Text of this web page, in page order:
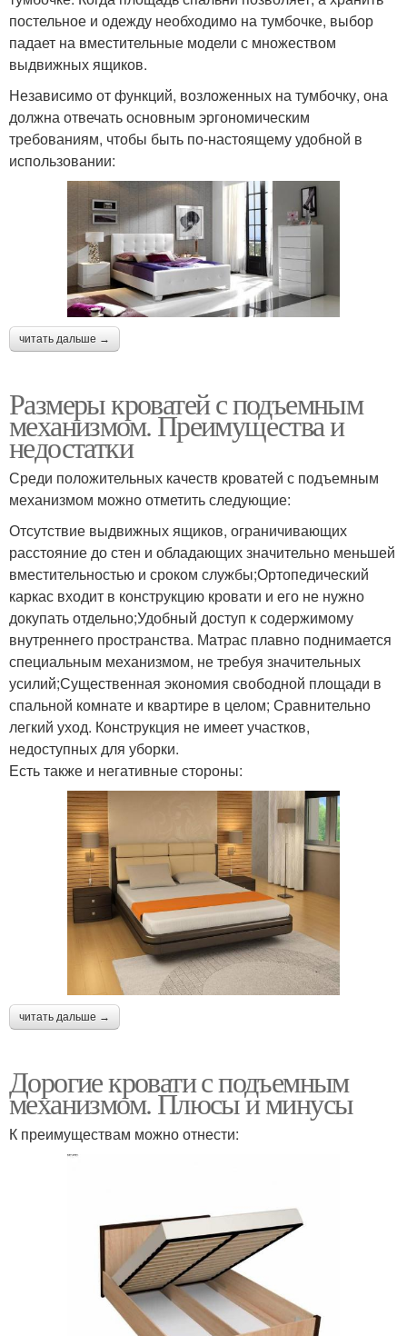
постельное и одежду необходимо на тумбочке, выбор
падает на вместительные модели с множеством
выдвижных ящиков.
Независимо от функций, возложенных на тумбочку, она
должна отвечать основным эргономическим
требованиям, чтобы быть по-настоящему удобной в
использовании:
читать дальше →
Размеры кроватей с подъемным
механизмом. Преимущества и
недостатки
Среди положительных качеств кроватей с подъемным
механизмом можно отметить следующие:
Отсутствие выдвижных ящиков, ограничивающих
расстояние до стен и обладающих значительно меньшей
вместительностью и сроком службы;Ортопедический
каркас входит в конструкцию кровати и его не нужно
докупать отдельно;Удобный доступ к содержимому
внутреннего пространства. Матрас плавно поднимается
специальным механизмом, не требуя значительных
усилий;Существенная экономия свободной площади в
спальной комнате и квартире в целом; Сравнительно
легкий уход. Конструкция не имеет участков,
недоступных для уборки.
Есть также и негативные стороны:
читать дальше →
Дорогие кровати с подъемным
механизмом. Плюсы и минусы
К преимуществам можно отнести: